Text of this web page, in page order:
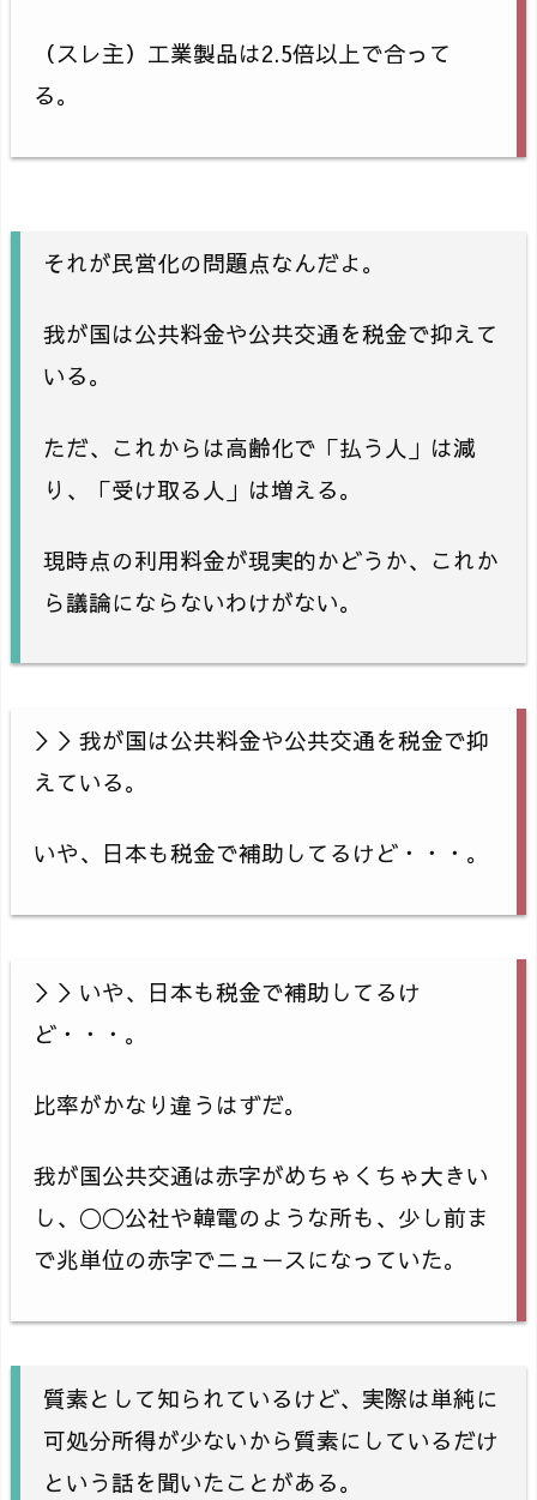
（スレ主）工業製品は2.5倍以上で合って
る。
それが民営化の問題点なんだよ。
我が国は公共料金や公共交通を税金で抑えて
いる。
ただ、これからは高齢化で「払う人」は減
り、「受け取る人」は増える。
現時点の利用料金が現実的かどうか、これか
ら議論にならないわけがない。
＞＞我が国は公共料金や公共交通を税金で抑
えている。
いや、日本も税金で補助してるけど・・・。
＞＞いや、日本も税金で補助してるけ
ど・・・。
比率がかなり違うはずだ。
我が国公共交通は赤字がめちゃくちゃ大きい
し、〇〇公社や韓電のような所も、少し前ま
で兆単位の赤字でニュースになっていた。
質素として知られているけど、実際は単純に
可処分所得が少ないから質素にしているだけ
という話を聞いたことがある。